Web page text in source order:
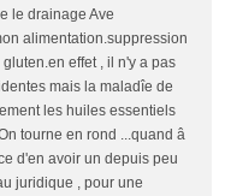
le drainage Ave
alimentation.suppression
effet , il n'y a pas
mais la maladîe de
les huiles essentiels
tourne en rond ...quand â
d'en avoir un depuis peu
juridique , pour une